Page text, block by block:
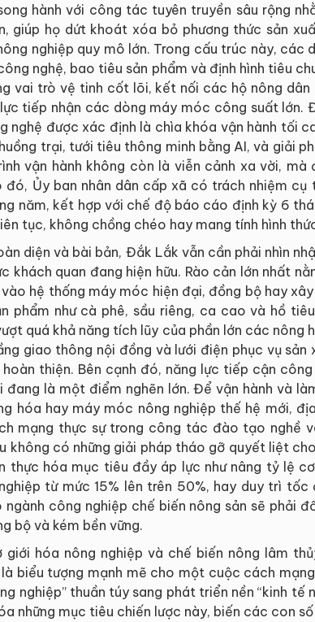
hành với công tác tuyên truyền sâu rộng
giúp họ dứt khoát xóa bỏ phương thức sản
nghiệp quy mô lớn. Trong cấu trúc này, các
nghệ, bao tiêu sản phẩm và định hình tiêu
vai trò vệ tinh cốt lõi, kết nối các hộ nông dân
tiếp nhận các dòng máy móc công suất lớn.
nghệ được xác định là chìa khóa vận hành tối
trại, tưới tiêu thông minh bằng AI, và giải
vận hành không còn là viễn cảnh xa vời,
đó, Ủy ban nhân dân cấp xã có trách nhiệm
năm, kết hợp với chế độ báo cáo định kỳ 6
tục, không chồng chéo hay mang tính hình
diện và bài bản, Đắk Lắk vẫn cần phải nhìn
khách quan đang hiện hữu. Rào cản lớn nhất
hệ thống máy móc hiện đại, đồng bộ hay
phẩm như cà phê, sầu riêng, ca cao và hồ
quá khả năng tích lũy của phần lớn các nông
giao thông nội đồng và lưới điện phục vụ sản
thiện. Bên cạnh đó, năng lực tiếp cận
đang là một điểm nghẽn lớn. Để vận hành và
hóa hay máy móc nông nghiệp thế hệ mới,
mạng thực sự trong công tác đào tạo nghề
không có những giải pháp tháo gỡ quyết liệt
thực hóa mục tiêu đầy áp lực như nâng tỷ lệ
từ mức 15% lên trên 50%, hay duy trì
công nghiệp chế biến nông sản sẽ phải
bộ và kém bền vững.
hóa nông nghiệp và chế biến nông lâm
biểu tượng mạnh mẽ cho một cuộc cách
nghiệp” thuần túy sang phát triển nền “kinh tế
những mục tiêu chiến lược này, biến các con